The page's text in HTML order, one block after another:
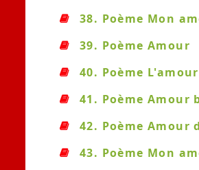
38. Poème Mon
39. Poème Amour
40. Poème L'amour
41. Poème Amour
42. Poème Amour
43. Poème Mon